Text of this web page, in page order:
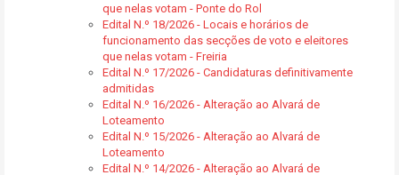
que nelas votam - Ponte do Rol
Edital N.º 18/2026 - Locais e horários de
funcionamento das secções de voto e eleitores
que nelas votam - Freiria
Edital N.º 17/2026 - Candidaturas definitivamente
admitidas
Edital N.º 16/2026 - Alteração ao Alvará de
Loteamento
Edital N.º 15/2026 - Alteração ao Alvará de
Loteamento
Edital N.º 14/2026 - Alteração ao Alvará de